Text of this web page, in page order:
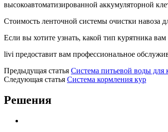
высокоавтоматизированной аккумуляторной
Стоимость ленточной системы очистки навоза
Если вы хотите узнать, какой тип курятника
livi предоставит вам профессиональное
Предыдущая статья Система питьевой воды для
Следующая статья Система кормления кур
Решения